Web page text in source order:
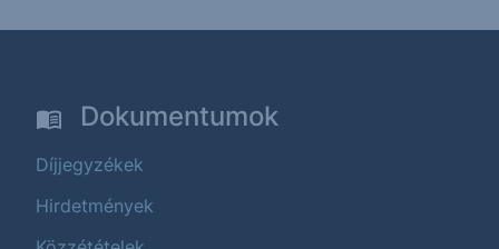
Dokumentumok
Díjjegyzékek
Hirdetmények